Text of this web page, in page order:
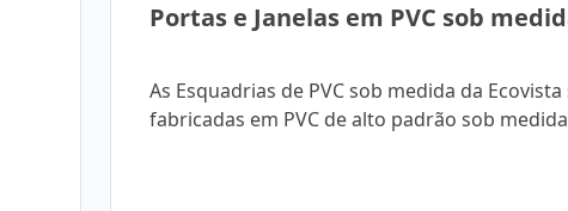
Portas e Janelas em PVC sob
As Esquadrias de PVC sob medida da Ecovista
fabricadas em PVC de alto padrão sob